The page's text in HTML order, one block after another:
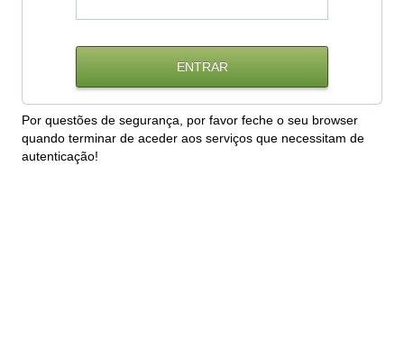
Por questões de segurança, por favor feche o seu browser
quando terminar de aceder aos serviços que necessitam de
autenticação!